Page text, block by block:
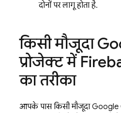
दोनों पर लागू होता है.
किसी मौजूदा
प्रोजेक्ट में
का तरीका
आपके पास किसी मौजूदाGoogle